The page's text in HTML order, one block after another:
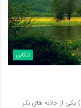
تنکابن
دشت دریاسر تنکابن دشت دریاسر تنکابن (Daryasar) یکی از جاذبه های بکر